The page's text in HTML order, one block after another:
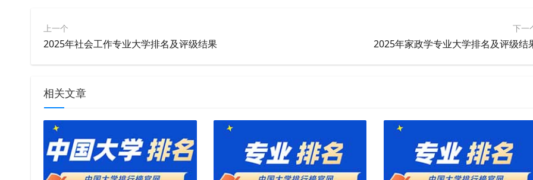
上一个
2025年社会工作专业大学排名及评级结果
下一
2025年家政学专业大学排名及评级结
相关文章